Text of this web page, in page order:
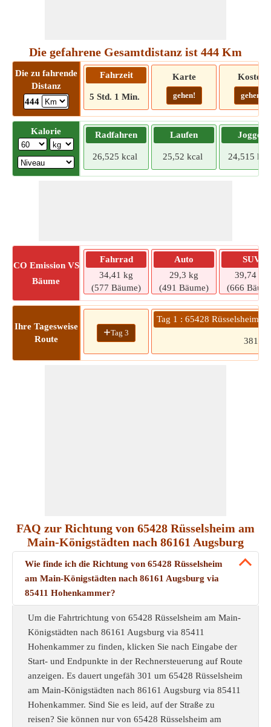
Die gefahrene Gesamtdistanz ist 444 Km
Die zu fahrende
Distanz
444
Fahrzeit
5 Std. 1 Min.
Karte
gehen!
Kosten
gehen!
Kalorie Radfahren
26,525 kcal
Laufen
25,52 kcal
Joggen
24,515
CO Emission VS
Bäume
Fahrrad
34,41 kg
(577 Bäume)
Auto
29,3 kg
(491 Bäume)
SUV
39,74 kg
(666
Ihre Tagesweise
Route
+Tag 3
Tag 1 : 65428 Rüsselsheim
381
FAQ zur Richtung von 65428 Rüsselsheim am
Main-Königstädten nach 86161 Augsburg
Wie finde ich die Richtung von 65428 Rüsselsheim
am Main-Königstädten nach 86161 Augsburg via
85411 Hohenkammer?
Um die Fahrtrichtung von 65428 Rüsselsheim am Main-
Königstädten nach 86161 Augsburg via 85411
Hohenkammer zu finden, klicken Sie nach Eingabe der
Start- und Endpunkte in der Rechnersteuerung auf Route
anzeigen. Es dauert ungefäh 301 um 65428 Rüsselsheim
am Main-Königstädten nach 86161 Augsburg via 85411
Hohenkammer. Sind Sie es leid, auf der Straße zu
reisen? Sie können nur von 65428 Rüsselsheim am